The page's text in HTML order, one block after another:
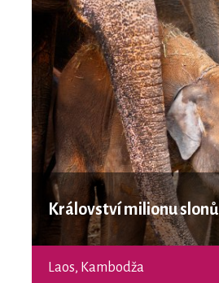
Království milionu slonů
Laos, Kambodža